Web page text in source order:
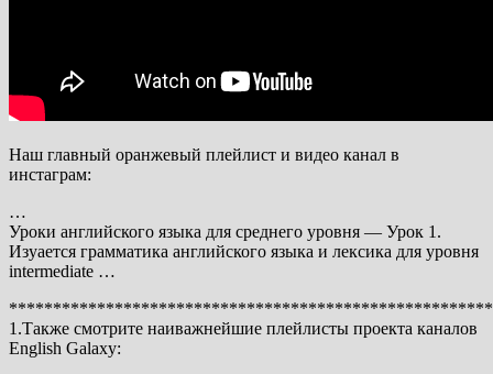
Наш главный оранжевый плейлист и видео канал в
инстаграм:
…
Уроки английского языка для среднего уровня — Урок 1.
Изуается грамматика английского языка и лексика для уровня
intermediate …
1.Также смотрите наиважнейшие плейлисты проекта каналов
English Galaxy: